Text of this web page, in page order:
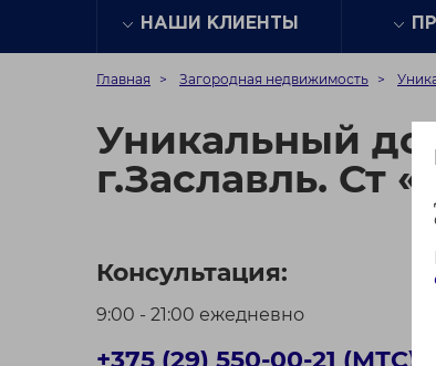
НАШИ КЛИЕНТЫ
Главная Загородная недвижимость
Уникальный
г.Заславль. Ст
Консультация:
9:00 - 21:00 ежедневно
+375 (29) 550-00-21 (МТС)